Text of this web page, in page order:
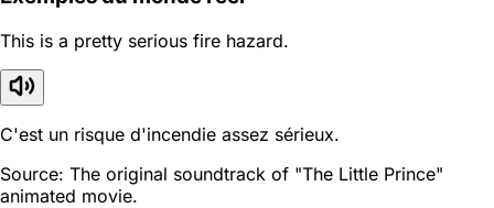
This is a pretty serious fire hazard.
C'est un risque d'incendie assez sérieux.
Source: The original soundtrack of "The Little Prince"
animated movie.